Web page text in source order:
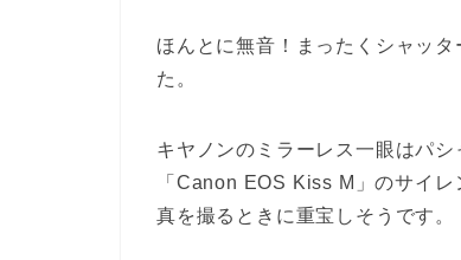
ほんとに無音！まったくシャッ
た。
キヤノンのミラーレス一眼はパ
「Canon EOS Kiss M」のサイ
真を撮るときに重宝しそうです。